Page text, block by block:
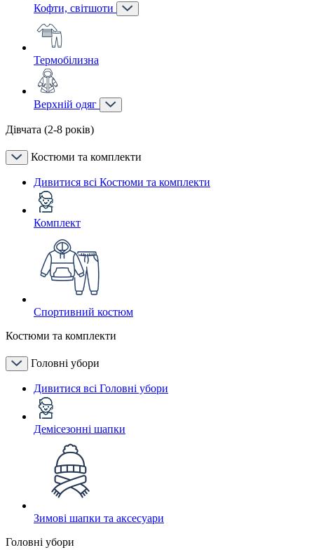
Кофти, світшоти
Термобілизна
Верхній одяг
Дівчата (2-8 років)
Костюми та комплекти
Дивитися всі Костюми та комплекти
Комплект
Спортивний костюм
Костюми та комплекти
Головні убори
Дивитися всі Головні убори
Демісезонні шапки
Зимові шапки та аксесуари
Головні убори